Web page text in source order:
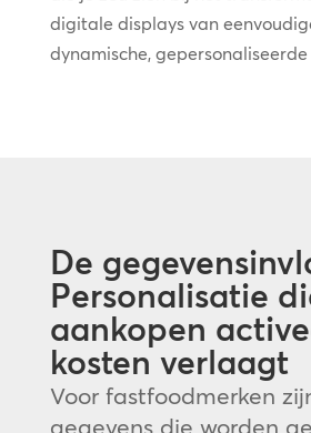
digitale displays van
dynamische,
De
Personalisatie
aankopen
kosten verlaagt
Voor fastfoodmerken
gegevens die worden